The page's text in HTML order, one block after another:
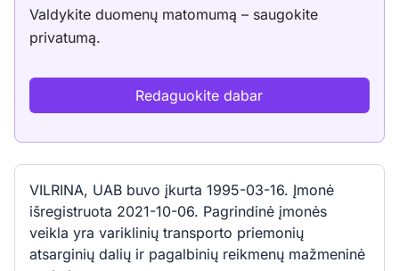
Valdykite duomenų matomumą – saugokite
privatumą.
Redaguokite dabar
VILRINA, UAB buvo įkurta 1995-03-16. Įmonė
išregistruota 2021-10-06. Pagrindinė įmonės
veikla yra variklinių transporto priemonių
atsarginių dalių ir pagalbinių reikmenų mažmeninė